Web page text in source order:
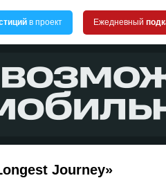
в проект Ежедневный
Journey»